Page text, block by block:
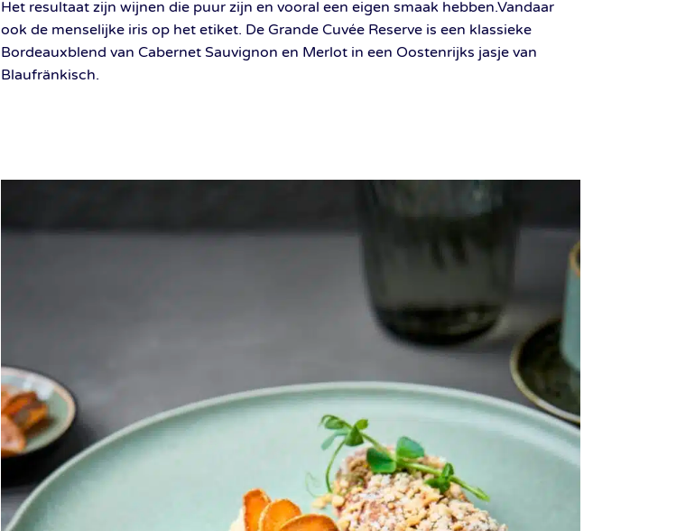
Het resultaat zijn wijnen die puur zijn en vooral een eigen smaak hebben.Vandaar
ook de menselijke iris op het etiket. De Grande Cuvée Reserve is een klassieke
Bordeauxblend van Cabernet Sauvignon en Merlot in een Oostenrijks jasje van
Blaufränkisch.